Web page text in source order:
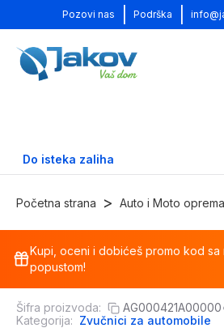
Pozovi nas Podrška
Do isteka zaliha
Početna strana > Auto i Moto oprema
Kupi, oceni i dobićeš promo kod sa
popustom!
Šifra proizvoda: AG000421A00000
Kategorija: Zvučnici za automobile